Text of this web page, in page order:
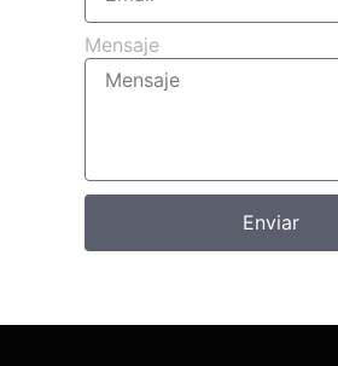
Mensaje
Enviar